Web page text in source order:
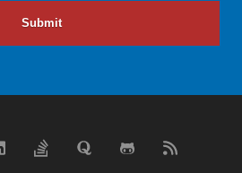
Submit